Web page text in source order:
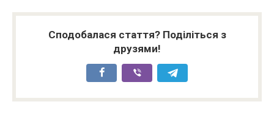
Сподобалася стаття? Поділіться з
друзями!